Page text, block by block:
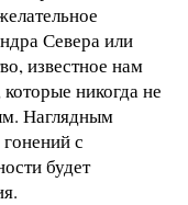
Севера или
известное нам
никогда не
Наглядным
с
будет